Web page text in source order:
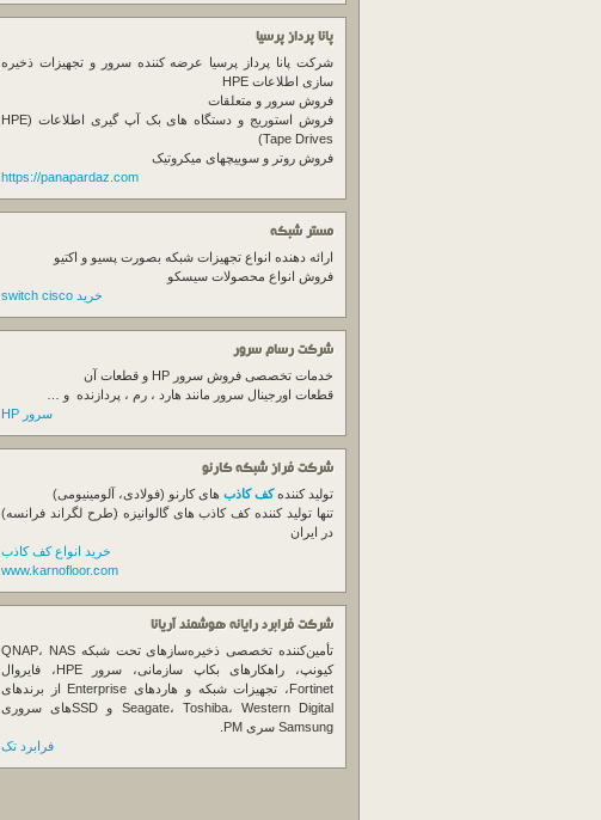
پانا پرداز پرسیا
شرکت پانا پرداز پرسیا عرضه کننده سرور و تجهیزات ذخیره
سازی اطلاعات HPE
فروش سرور و متعلقات
فروش استوریج و دستگاه های بک آپ گیری اطلاعات (HPE
Tape Drives)
فروش روتر و سوییچهای میکروتیک
https://panapardaz.com
مستر شبکه
ارائه دهنده انواع تجهیزات شبکه بصورت پسیو و اکتیو
فروش انواع محصولات سیسکو
خرید switch cisco
شرکت رسام سرور
خدمات تخصصی فروش سرور
قطعات اورجینال سرور مانند هارد ، رم ، پردازنده و …
سرور HP
شرکت فراز شبکه کارنو
تولید کنندهکف کاذب های کارنو (فولادی، آلومینیومی)
تنها تولید کننده کف کاذب های گالوانیزه (طرح لگراند فرانسه)
در ایران
خرید انواع کف کاذب
www.karnofloor.com
شرکت فرابرد رایانه هوشمند آریانا
تأمین‌کننده تخصصی ذخیره‌سازهای تحت شبکه QNAP، NAS
کیونپ، راهکارهای بکاپ سازمانی، سرور HPE، فایروال
Fortinet، تجهیزات شبکه و هاردهای Enterprise از برندهای
Seagate، Toshiba، Western Digital و SSDهای سروری
Samsung سری PM.
فرابرد تک